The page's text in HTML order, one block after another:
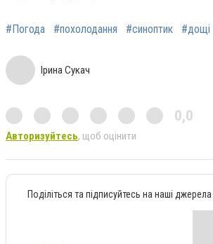
#Погода #похолодання #синоптик #дощі
Ірина Сукач
0,0
Авторизуйтесь, щоб оцінити
Поділіться та підписуйтесь на наші джерела